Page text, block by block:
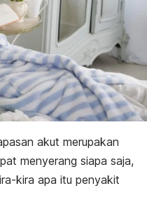
akut merupakan
menyerang siapa saja,
kira apa itu penyakit